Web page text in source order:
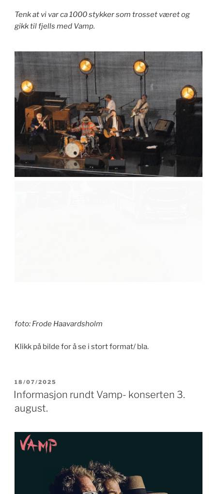
Tenk at vi var ca 1000 stykker som trosset været og
gikk til fjells med Vamp.
foto: Frode Haavardsholm
Klikk på bilde for å se i stort format/ bla.
PUBLISERT
18/07/2025
Informasjon rundt Vamp- konserten 3.
august.